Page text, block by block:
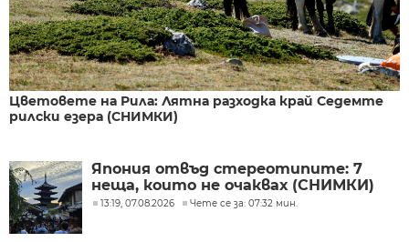
Цветовете на Рила: Лятна разходка край Седемте
рилски езера (СНИМКИ)
Япония отвъд стереотипите: 7
неща, които не очаквах (СНИМКИ)
13:19, 07.08.2026 Чете се за: 07:32 мин.